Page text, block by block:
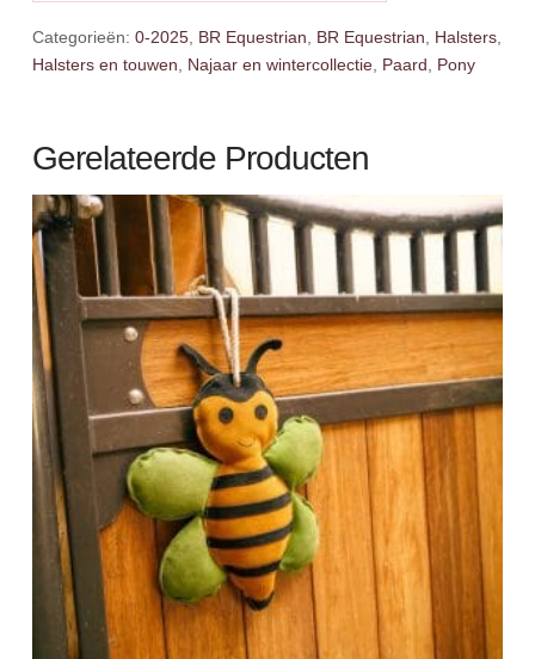
Categorieën: 0-2025, BR Equestrian, BR Equestrian, Halsters,
Halsters en touwen, Najaar en wintercollectie, Paard, Pony
Gerelateerde Producten